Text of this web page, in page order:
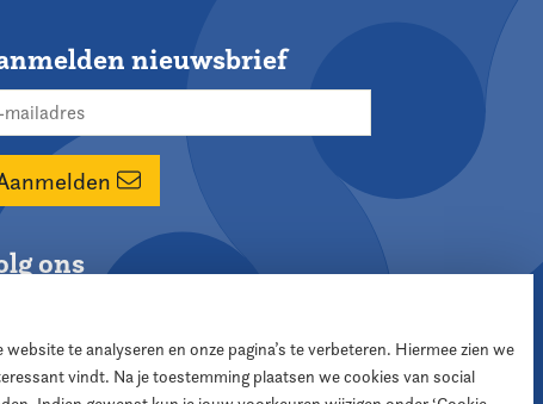
nieuwsbrief
ons
te analyseren en onze pagina’s te verbeteren. Hiermee zien we
vindt. Na je toestemming plaatsen we cookies van social